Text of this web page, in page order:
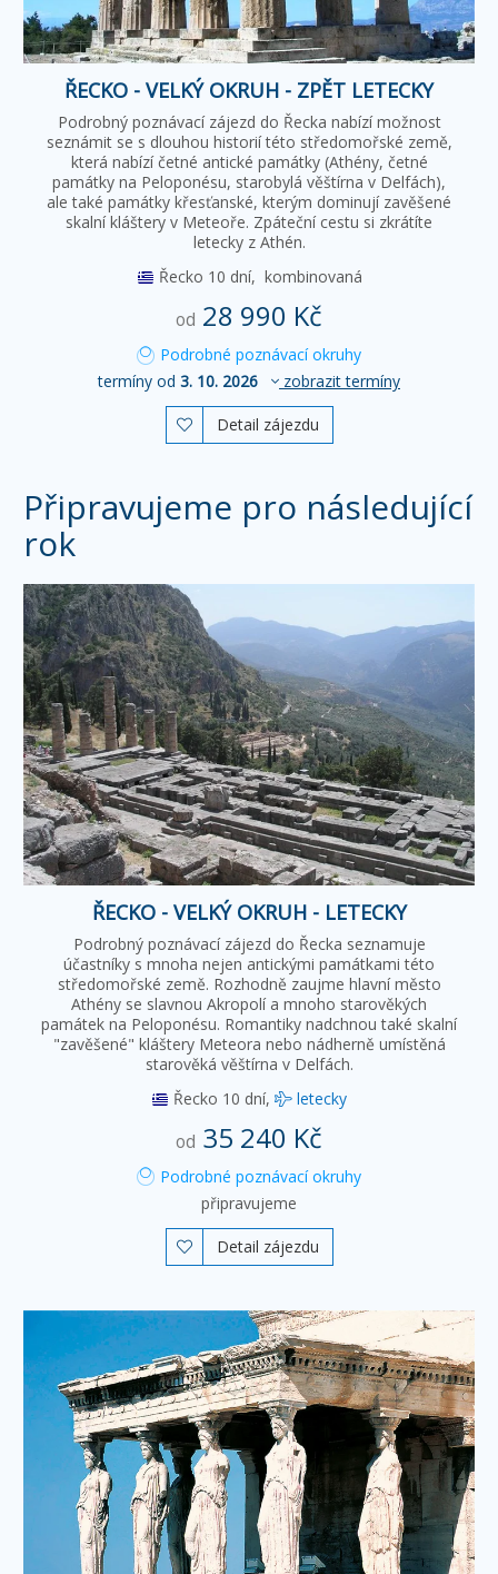
ŘECKO - VELKÝ OKRUH - ZPĚT LETECKY
Podrobný poznávací zájezd do Řecka nabízí možnost
seznámit se s dlouhou historií této středomořské země,
která nabízí četné antické památky (Athény, četné
památky na Peloponésu, starobylá věštírna v Delfách),
ale také památky křesťanské, kterým dominují zavěšené
skalní kláštery v Meteoře. Zpáteční cestu si zkrátíte
letecky z Athén.
Řecko 10 dní, kombinovaná
od 28 990 Kč
Podrobné poznávací okruhy
termíny od 3. 10. 2026 zobrazit termíny
 Detail zájezdu
Připravujeme pro následující
rok
ŘECKO - VELKÝ OKRUH - LETECKY
Podrobný poznávací zájezd do Řecka seznamuje
účastníky s mnoha nejen antickými památkami této
středomořské země. Rozhodně zaujme hlavní město
Athény se slavnou Akropolí a mnoho starověkých
památek na Peloponésu. Romantiky nadchnou také skalní
"zavěšené" kláštery Meteora nebo nádherně umístěná
starověká věštírna v Delfách.
Řecko 10 dní, letecky
od 35 240 Kč
Podrobné poznávací okruhy
připravujeme
 Detail zájezdu